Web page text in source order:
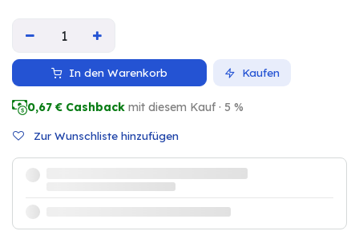
In den Warenkorb Kaufen
0,67 € Cashback mit diesem Kauf · 5 %
Zur Wunschliste hinzufügen